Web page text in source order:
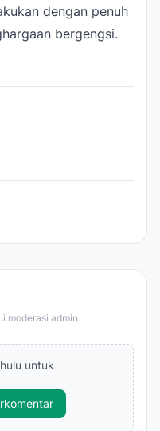
dengan penuh
bergengsi.
moderasi admin
untuk